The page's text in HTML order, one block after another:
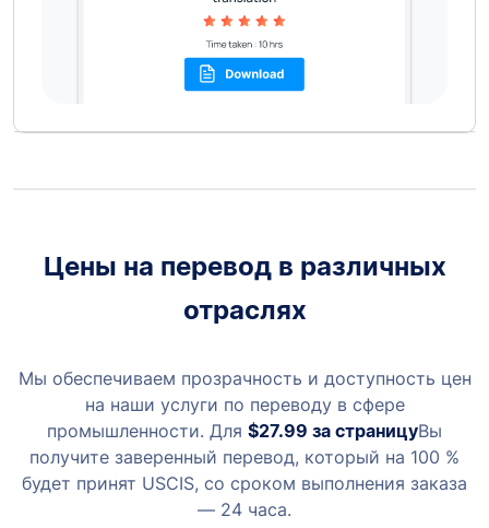
Цены на перевод в различных
отраслях
Мы обеспечиваем прозрачность и доступность цен
на наши услуги по переводу в сфере
промышленности. Для $27.99 за страницуВы
получите заверенный перевод, который на 100 %
будет принят USCIS, со сроком выполнения заказа
— 24 часа.